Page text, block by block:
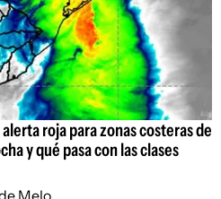
roja para zonas costeras de
y qué pasa con las clases